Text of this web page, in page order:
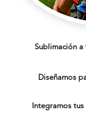
Sublimación
Diseñamos
Integramos